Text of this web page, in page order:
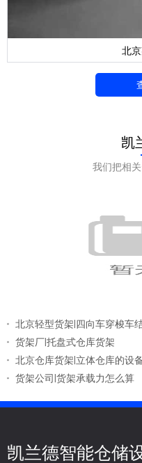
北
凯
我们把相
北京轻型货架|四向车穿梭车
货架厂|托盘式仓库货架
北京仓库货架|立体仓库的设
货架公司|货架承载力怎么算
凯兰德智能仓储